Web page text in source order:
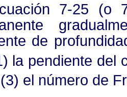
7-25 (o
de
la pendiente del
el número de